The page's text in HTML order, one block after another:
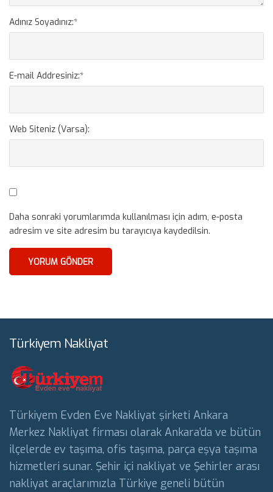
Adınız Soyadınız:*
E-mail Addresiniz:*
Web Siteniz (Varsa):
Daha sonraki yorumlarımda kullanılması için adım, e-posta
adresim ve site adresim bu tarayıcıya kaydedilsin.
Türkiyem Nakliyat
Türkiyem Evden Eve Nakliyat şirketi Ankara
Merkez Nakliyat firması olarak Ankara’da ve bütün
ilçelerde ev taşıma, ofis taşıma, parça eşya taşıma
hizmetleri sunar. Şehir içi nakliyat ve Şehirler arası
nakliyat araçlarımızla Türkiye geneli bütün